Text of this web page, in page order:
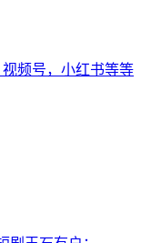
频号，小红书等等